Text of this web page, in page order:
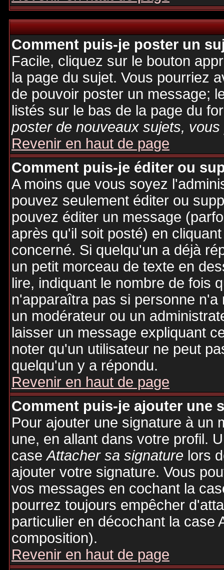
Comment puis-je poster un
Facile, cliquez sur le bouton
la page du sujet. Vous pourriez
de pouvoir poster un message;
listés sur le bas de la page du
poster de nouveaux sujets,
Revenir en haut de page
Comment puis-je éditer ou
A moins que vous soyez
pouvez seulement éditer ou
pouvez éditer un message
après qu'il soit posté) en
concerné. Si quelqu'un a déjà
un petit morceau de texte en
lire, indiquant le nombre de fois
n'apparaîtra pas si personne
un modérateur ou un
laisser un message expliquant
noter qu'un utilisateur ne peut
quelqu'un y a répondu.
Revenir en haut de page
Comment puis-je ajouter une
Pour ajouter une signature à un
une, en allant dans votre profil.
caseAttacher sa signaturelors
ajouter votre signature. Vous
vos messages en cochant la
pourrez toujours empêcher
particulier en décochant la case
composition).
Revenir en haut de page